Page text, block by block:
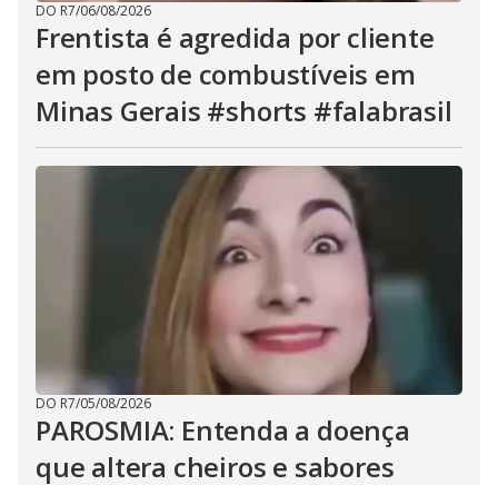
DO R7/06/08/2026
Frentista é agredida por cliente
em posto de combustíveis em
Minas Gerais #shorts #falabrasil
DO R7/05/08/2026
PAROSMIA: Entenda a doença
que altera cheiros e sabores